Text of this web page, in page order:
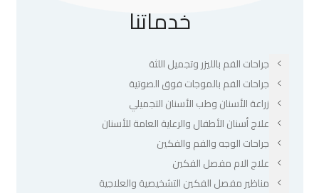
خدماتنا
جراحات الفم بالليزر وتجميل اللثة
جراحات الفم بالموجات فوق الصوتية
زراعة الأسنان وطب الأسنان التجميلي
علاج أسنان الأطفال والرعاية العامة للأسنان
جراحات الوجه والفم والفكين
علاج الام مفصل الفكين
مناظير مفصل الفكين التشخيصية والعلاجية